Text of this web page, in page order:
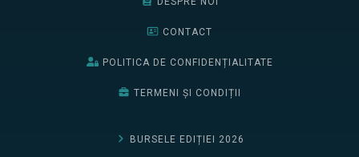
CONTACT
POLITICA DE CONFIDENȚIALITATE
TERMENI ȘI CONDIȚII
BURSELE EDIȚIEI 2026